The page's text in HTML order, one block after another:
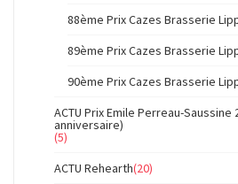
88ème Prix Cazes Brasserie
89ème Prix Cazes Brasserie
90ème Prix Cazes Brasserie
ACTU Prix Emile Perreau-Saussine
anniversaire)
(5)
ACTU Rehearth(20)